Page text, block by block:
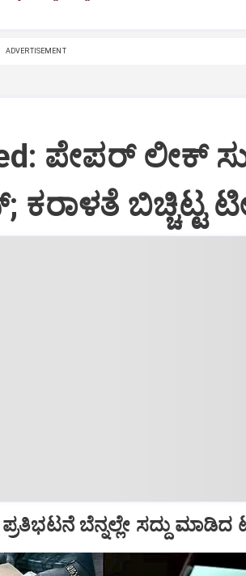
ADVERTISEMENT
ಪೇಪರ್ ಲೀಕ್
ಬಿಚ್ಚಿಟ್ಟ
ಬೆನ್ನಲ್ಲೇ ಸದ್ದು ಮಾಡಿದ